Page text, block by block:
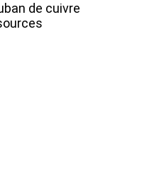
de cuivre